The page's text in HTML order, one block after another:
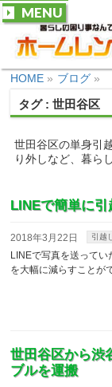
MENU
HOME » ブログ »
タグ : 世田谷区
世田谷区の単身引
り外しなど、暮ら
LINEで簡単に引
2018年3月22日 引越し
LINEで写真を送ってい
を大幅に減らすことが
世田谷区から渋
ブルを運搬